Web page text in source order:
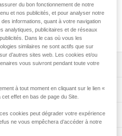
les crampons LYNX, SARKEN,
aussi compatibles avec les
du 38 au 49.
les crampons LYNX
et T10A LLU), VASAK
(U001AC00 et U001AB00),
du bon fonctionnement de notre
et nos publicités, et pour analyser notre
informations, quant à votre navigation
analytiques, publicitaires et de réseaux
Dans le cas où vous les
similaires ne sont actifs que sur
d’autres sites web. Les cookies et/ou
vous suivront pendant toute votre
à tout moment en cliquant sur le lien «
effet en bas de page du Site.
cookies peut dégrader votre expérience
ne vous empêchera d’accéder à notre